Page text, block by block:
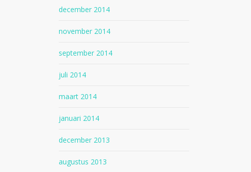
december 2014
november 2014
september 2014
juli 2014
maart 2014
januari 2014
december 2013
augustus 2013